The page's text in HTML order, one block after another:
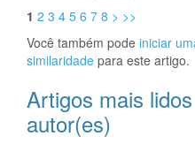
1 2 3 4 5 6 7 8 > >>
Você também pode iniciar
similaridade para este artigo.
Artigos mais
autor(es)